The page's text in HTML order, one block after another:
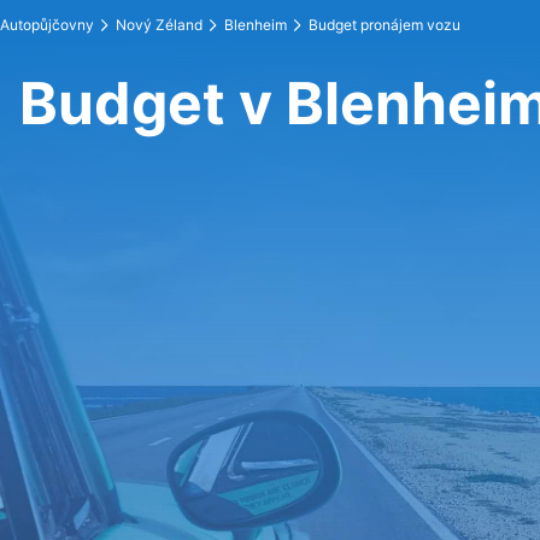
Autopůjčovny Nový Zéland Blenheim Budget pronájem vozu
Budget v